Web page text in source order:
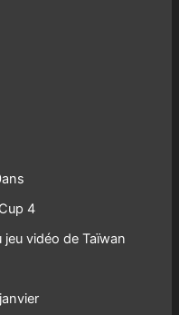
4
vidéo de Taïwan